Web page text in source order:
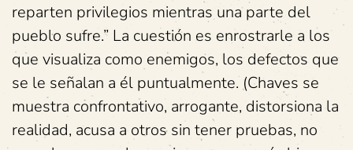
reparten privilegios mientras una parte del
pueblo sufre.” La cuestión es enrostrarle a los
que visualiza como enemigos, los defectos que
se le señalan a él puntualmente. (Chaves se
muestra confrontativo, arrogante, distorsiona la
realidad, acusa a otros sin tener pruebas, no